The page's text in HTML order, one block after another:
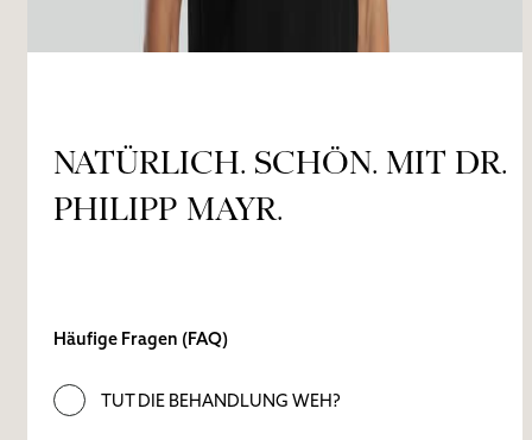
NATÜRLICH. SCHÖN. MIT DR.
PHILIPP MAYR.
Häufige Fragen (FAQ)
TUT DIE BEHANDLUNG WEH?